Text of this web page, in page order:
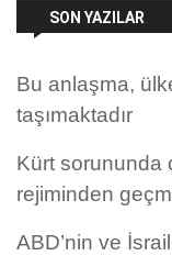
SON YAZILAR
Bu anlaşma,
taşımaktadır
Kürt sorununda
rejiminden
ABD’nin ve